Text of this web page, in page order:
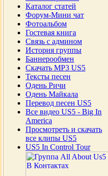
Каталог статей
Форум-Мини чат
Фотоальбом
Гостевая книга
Cвязь с админом
История группы
Баннерообмен
Скачать MP3 US5
Тексты песен
Одень Ричи
Одень Майкала
Перевод песен US5
Все видео US5 - Big In
America
Просмотреть и скачать
все клипы US5
US5 In Control Tour